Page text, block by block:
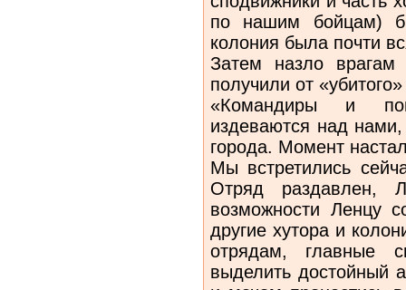
по нашим бойцам)
колония была почти
Затем назло
получили от
«Командиры и
издеваются над
города. Момент
Мы встретились
Отряд раздавлен,
возможности Ленцу
другие хутора и
отрядам, главные
выделить достойный